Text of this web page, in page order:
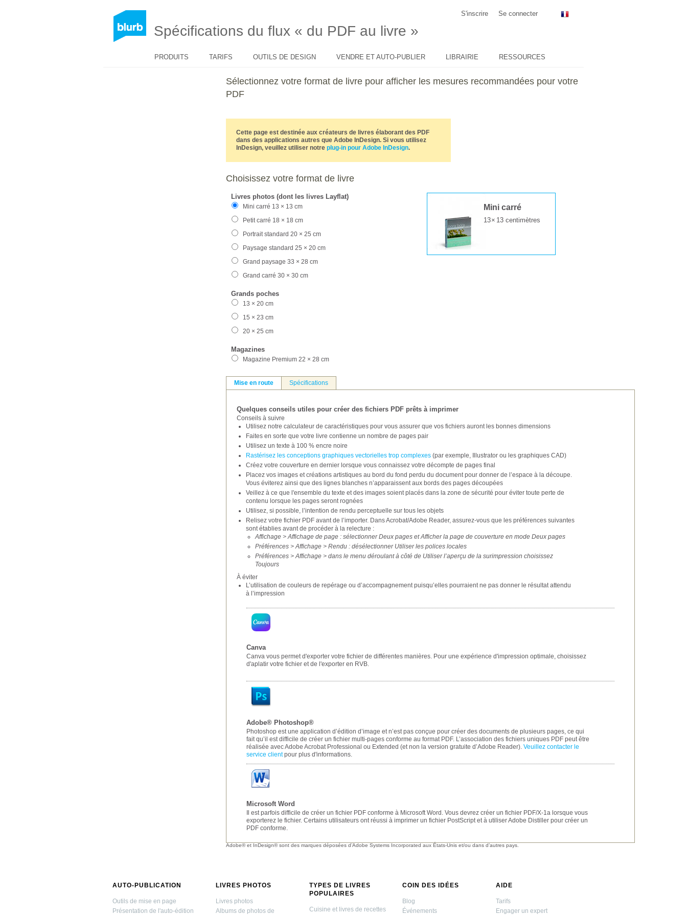
Spécifications du flux « du PDF au livre »
S'inscrire Se connecter
PRODUITS TARIFS OUTILS DE DESIGN VENDRE ET AUTO-PUBLIER LIBRAIRIE RESSOURCES
Sélectionnez votre format de livre pour afficher les mesures recommandées pour votre
PDF
Cette page est destinée aux créateurs de livres élaborant des PDF
dans des applications autres que Adobe InDesign. Si vous utilisez
InDesign, veuillez utiliser notre plug-in pour Adobe InDesign.
Choisissez votre format de livre
Livres photos (dont les livres Layflat)
Mini carré 13 × 13 cm
Petit carré 18 × 18 cm
Portrait standard 20 × 25 cm
Paysage standard 25 × 20 cm
Grand paysage 33 × 28 cm
Grand carré 30 × 30 cm
Grands poches
13 × 20 cm
15 × 23 cm
20 × 25 cm
Magazines
Magazine Premium 22 × 28 cm
Mini carré
13× 13 centimètres
Mise en route Spécifications
Quelques conseils utiles pour créer des fichiers PDF prêts à imprimer
Conseils à suivre
Utilisez notre calculateur de caractéristiques pour vous assurer que vos fichiers auront les bonnes dimensions
Faites en sorte que votre livre contienne un nombre de pages pair
Utilisez un texte à 100 % encre noire
Rastérisez les conceptions graphiques vectorielles trop complexes(par exemple, Illustrator ou les graphiques CAD)
Créez votre couverture en dernier lorsque vous connaissez votre décompte de pages final
Placez vos images et créations artistiques au bord du fond perdu du document pour donner de l’espace à la découpe.
Vous éviterez ainsi que des lignes blanches n’apparaissent aux bords des pages découpées
Veillez à ce que l'ensemble du texte et des images soient placés dans la zone de sécurité pour éviter toute perte de
contenu lorsque les pages seront rognées
Utilisez, si possible, l’intention de rendu perceptuelle sur tous les objets
Relisez votre fichier PDF avant de l’importer. Dans Acrobat/Adobe Reader, assurez-vous que les préférences suivantes
sont établies avant de procéder à la relecture :
Affichage > Affichage de page : sélectionner Deux pages et Afficher la page de couverture en mode Deux pages
Préférences > Affichage > Rendu : désélectionner Utiliser les polices locales
Préférences > Affichage > dans le menu déroulant à côté de Utiliser l’aperçu de la surimpression choisissez
Toujours
À éviter
L’utilisation de couleurs de repérage ou d’accompagnement puisqu’elles pourraient ne pas donner le résultat attendu
à l’impression
Canva
Canva vous permet d'exporter votre fichier de différentes manières. Pour une expérience d'impression optimale, choisissez
d'aplatir votre fichier et de l'exporter en RVB.
Adobe® Photoshop®
Photoshop est une application d’édition d’image et n’est pas conçue pour créer des documents de plusieurs pages, ce qui
fait qu’il est difficile de créer un fichier multi-pages conforme au format PDF. L’association des fichiers uniques PDF peut être
réalisée avec Adobe Acrobat Professional ou Extended (et non la version gratuite d’Adobe Reader). Veuillez contacter le
service clientpour plus d'informations.
Microsoft Word
Il est parfois difficile de créer un fichier PDF conforme à Microsoft Word. Vous devrez créer un fichier PDF/X-1a lorsque vous
exporterez le fichier. Certains utilisateurs ont réussi à imprimer un fichier PostScript et à utiliser Adobe Distiller pour créer un
PDF conforme.
Adobe® et InDesign® sont des marques déposées d’Adobe Systems Incorporated aux États-Unis et/ou dans d’autres pays.
AUTO-PUBLICATION
Outils de mise en page
Présentation de l'auto-édition
LIVRES PHOTOS
Livres photos
Albums de photos de
TYPES DE LIVRES
POPULAIRES
Cuisine et livres de recettes
COIN DES IDÉES
Blog
Événements
AIDE
Tarifs
Engager un expert